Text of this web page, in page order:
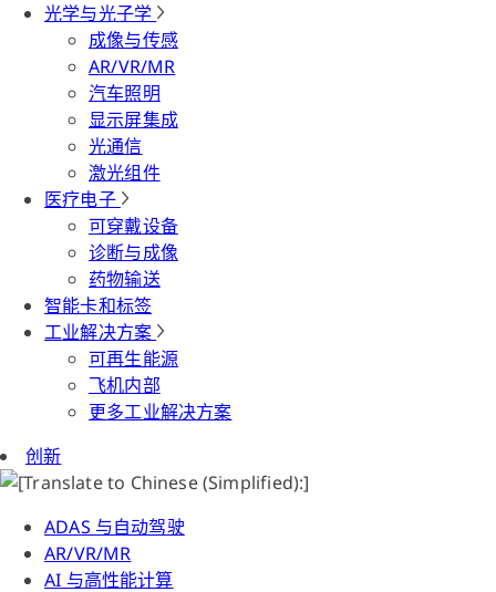
光学与光子学
成像与传感
AR/VR/MR
汽车照明
显示屏集成
光通信
激光组件
医疗电子
可穿戴设备
诊断与成像
药物输送
智能卡和标签
工业解决方案
可再生能源
飞机内部
更多工业解决方案
创新
ADAS 与自动驾驶
AR/VR/MR
AI 与高性能计算